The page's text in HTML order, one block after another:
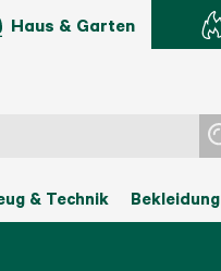
Haus & Garten
& Technik Bekleidung